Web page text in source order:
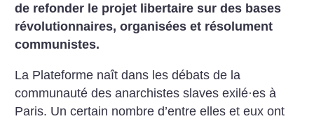
de refonder le projet libertaire sur des bases
révolutionnaires, organisées et résolument
communistes.
La Plateforme naît dans les débats de la
communauté des anarchistes slaves exilé·es à
Paris. Un certain nombre d’entre elles et eux ont